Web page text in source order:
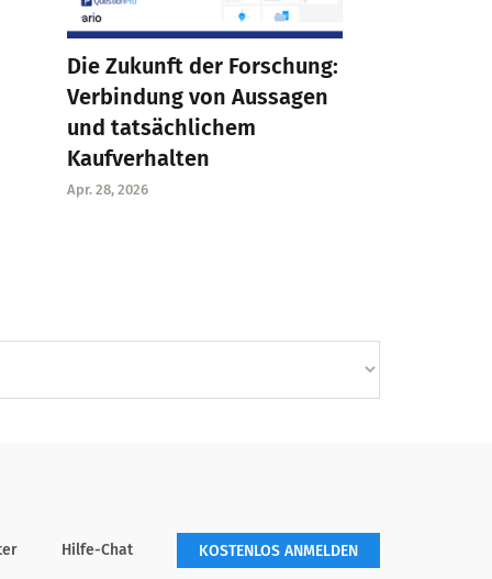
Die Zukunft der Forschung:
Verbindung von Aussagen
und tatsächlichem
Kaufverhalten
Apr. 28, 2026
Hilfe-Chat KOSTENLOS ANMELDEN